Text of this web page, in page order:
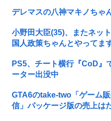
デレマスの八神マキノちゃ
小野田大臣(35)、またネッ
国人政策ちゃんとやってま
PS5、チート横行『CoD』
ーター出没中
GTA6のtake-two「ゲーム
信」パッケージ版の売上は